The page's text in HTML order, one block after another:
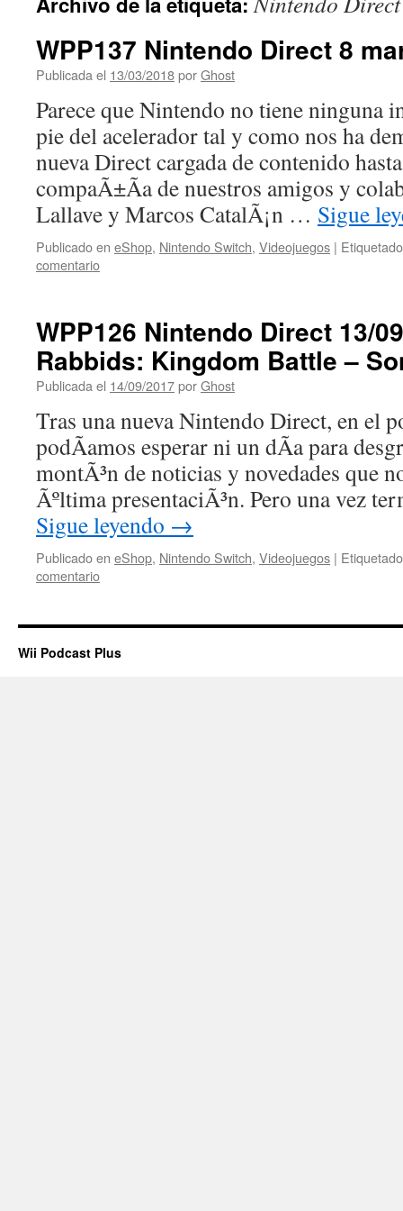
WPP137 Nintendo Direct 8
Publicada el 13/03/2018porGhost
Parece que Nintendo no tiene ninguna
pie del acelerador tal y como nos ha
nueva Direct cargada de contenido
compaÃ±Ã­a de nuestros amigos y
Lallave y Marcos CatalÃ¡n … Sigue
Publicado en eShop, Nintendo Switch, Videojuegos | Etiquetado
comentario
WPP126 Nintendo Direct 13/
Rabbids: Kingdom Battle –
Publicada el 14/09/2017porGhost
Tras una nueva Nintendo Direct, en el
podÃ­amos esperar ni un dÃ­a para
montÃ³n de noticias y novedades que
Ãºltima presentaciÃ³n. Pero una vez
Sigue leyendo →
Publicado en eShop, Nintendo Switch, Videojuegos | Etiquetado
comentario
Wii Podcast Plus